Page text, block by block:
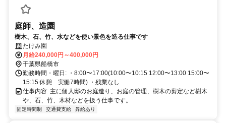
庭師、造園
樹木、石、竹、水などを使い景色を造る仕事です
たけみ園
月給240,000円～400,000円
千葉県船橋市
勤務時間・曜日: ・8:00〜17:00(10:00〜10:15 12:00〜13:00 15:00〜
15:15 休憩 実働7時間) ・残業なし
仕事内容: 主に個人邸のお庭造り、お庭の管理、樹木の剪定など樹木
や、石、竹、木材などを扱う仕事です。
固定時間制 交通費支給 昇給あり